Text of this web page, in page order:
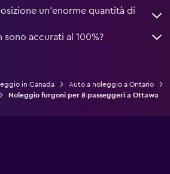
un’enorme quantità di
sono accurati al 100%?
in Canada
Auto a noleggio a Ontario
Noleggio furgoni per 8 passeggeri a Ottawa